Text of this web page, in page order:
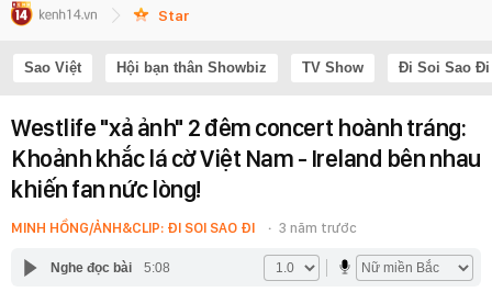
Star
Sao Việt Hội bạn thân Showbiz TV Show Đi Soi Sao Đi
Westlife "xả ảnh" 2 đêm concert hoành tráng:
Khoảnh khắc lá cờ Việt Nam - Ireland bên nhau
khiến fan nức lòng!
MINH HỒNG/ẢNH&CLIP: ĐI SOI SAO ĐI 3 năm trước
Nghe đọc bài 5:08